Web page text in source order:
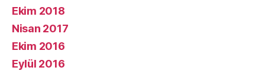
Ekim 2018
Nisan 2017
Ekim 2016
Eylül 2016